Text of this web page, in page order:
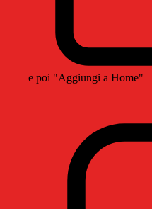
e poi "Aggiungi a Home"